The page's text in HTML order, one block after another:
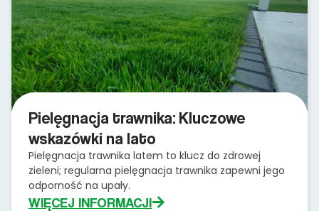
Pielęgnacja trawnika: Kluczowe
wskazówki na lato
Pielęgnacja trawnika latem to klucz do zdrowej
zieleni; regularna pielęgnacja trawnika zapewni jego
odporność na upały.
WIĘCEJ INFORMACJI